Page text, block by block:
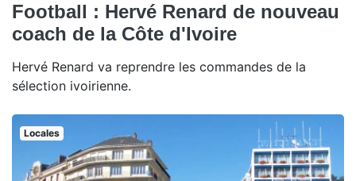
Football : Hervé Renard de nouveau
coach de la Côte d'Ivoire
Hervé Renard va reprendre les commandes de la
sélection ivoirienne.
Locales